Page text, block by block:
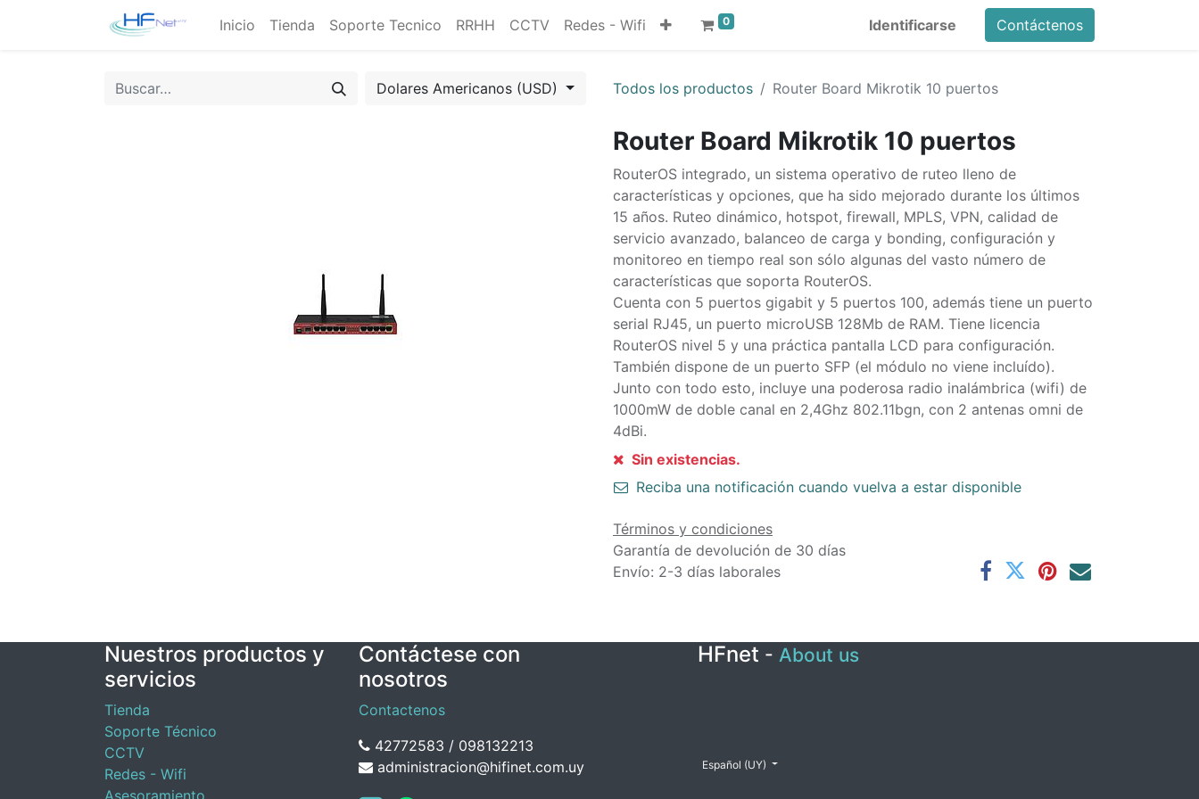
Inicio Tienda Soporte Tecnico RRHH CCTV Redes - Wifi 0 Identificarse Contáctenos
Dolares Americanos (USD) Todos los productos Router Board Mikrotik 10 puertos
Router Board Mikrotik 10 puertos
RouterOS integrado, un sistema operativo de ruteo lleno de
características y opciones, que ha sido mejorado durante los últimos
15 años. Ruteo dinámico, hotspot, firewall, MPLS, VPN, calidad de
servicio avanzado, balanceo de carga y bonding, configuración y
monitoreo en tiempo real son sólo algunas del vasto número de
características que soporta RouterOS.
Cuenta con 5 puertos gigabit y 5 puertos 100, además tiene un puerto
serial RJ45, un puerto microUSB 128Mb de RAM. Tiene licencia
RouterOS nivel 5 y una práctica pantalla LCD para configuración.
También dispone de un puerto SFP (el módulo no viene incluído).
Junto con todo esto, incluye una poderosa radio inalámbrica (wifi) de
1000mW de doble canal en 2,4Ghz 802.11bgn, con 2 antenas omni de
4dBi.
Sin existencias.
Reciba una notificación cuando vuelva a estar disponible
Términos y condiciones
Garantía de devolución de 30 días
Envío: 2-3 días laborales
Nuestros productos y
servicios
Tienda
Soporte Técnico
CCTV
Redes - Wifi
Asesoramiento
Contáctese con
nosotros
Contactenos
42772583 / 098132213
administracion@hifinet.com.uy
HFnet - About us
Español (UY)